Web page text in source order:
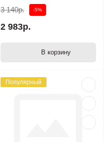
3 140р. -5%
2 983р.
В корзину
Популярный